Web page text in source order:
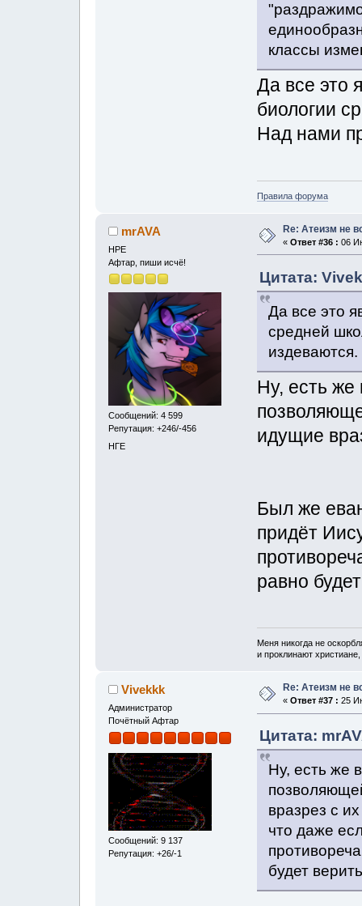
классы
Да все это
биологии
Над нами
Правила форума
mrAVA
НРЕ
Афтар, пиши исчё!
Сообщений: 4 599
Репутация: +246/-456
НГЕ
Re: Атеизм не
« Ответ #36 : 06
Цитата:
Да все это
средней
издеваются.
Ну, есть же
идущие
Был же
придёт
равно
Меня никогда не
и проклинают
Vivekkk
Администратор
Почётный Афтар
Сообщений: 9 137
Репутация: +26/-1
Re: Атеизм не
« Ответ #37 : 25
Цитата:
Ну, есть же
вразрез с
что даже
будет